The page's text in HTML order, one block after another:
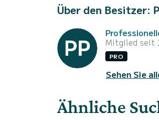
Über den Besitzer:
Mitglied seit
PRO
Sehen Sie
Ähnliche